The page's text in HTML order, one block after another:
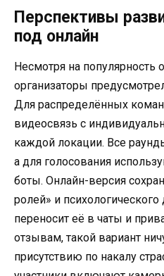
Перспективы
под онлайн
Несмотря на популярность
организаторы
Для распределённых
видеосвязь с
каждой локации. Все
а для голосования
боты. Онлайн-версия
ролей» и
переносит её в чаты и
отзывам, такой вариант
присутствию по накалу